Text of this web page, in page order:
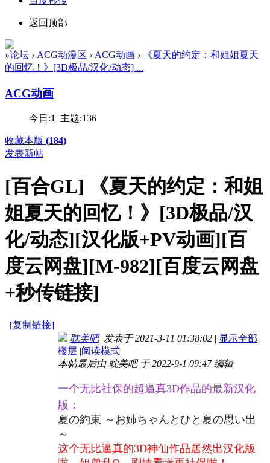
返回顶部
»论坛 › ACG动漫区 › ACG动画 ›
《夏天的约定：和姐姐夏天
的回忆！》[3D极品/汉化/动态] ...
ACG动画
今日:1 | 主题:136
收藏本版 (184)
发表新帖
[百合GL]
《夏天的约定：和姐
姐夏天的回忆！》[3D极品/汉
化/动态][汉化版+PV动画][百
度云网盘][M-982][百度云网盘
+秒传链接]
[复制链接]
耽美吧发表于 2021-3-11 01:38:02 | 显示全部
楼层 |阅读模式
本帖最后由 耽美吧 于 2022-9-1 09:47 编辑
一个无比社保的超逼真3D作品的最新汉化
版：
夏の約束 ～お姉ちゃんとひと夏の思い出
～
这个无比逼真的3D神仙作品居然出汉化版